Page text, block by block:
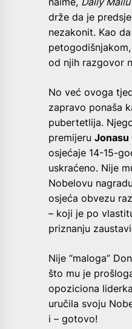
drže da je
nezakonit. Kao
od njih razgovor
No već ovoga
zapravo ponaša
pubertetlija.
premijeru Jonasu
osjećaje 14-15-
uskraćeno. Nije
Nobelovu
osjeća obvezu
– koji je po
priznanju
Nije “maloga”
što mu je
opoziciona liderka
uručila svoju
i – gotovo!